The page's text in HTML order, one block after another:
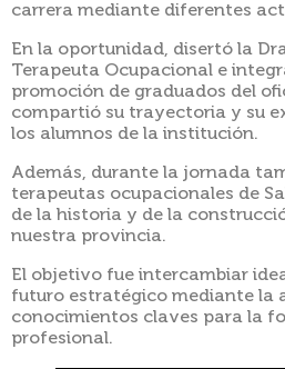
carrera mediante diferentes
En la oportunidad, disertó la
Terapeuta Ocupacional e
promoción de graduados del
compartió su trayectoria y su
los alumnos de la institución.
Además, durante la jornada
terapeutas ocupacionales de
de la historia y de la
nuestra provincia.
El objetivo fue intercambiar
futuro estratégico mediante la
conocimientos claves para la
profesional.